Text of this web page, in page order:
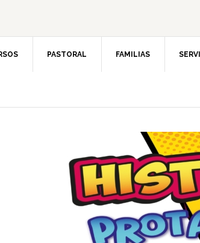
PASTORAL FAMILIAS